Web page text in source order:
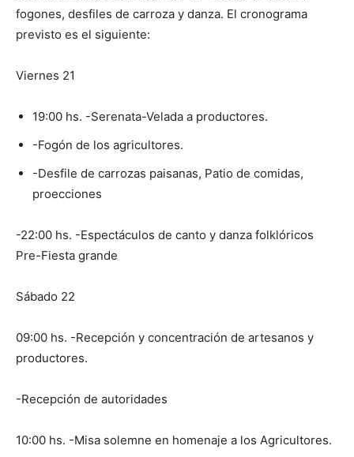
fogones, desfiles de carroza y danza. El cronograma
previsto es el siguiente:
Viernes 21
19:00 hs. -Serenata-Velada a productores.
-Fogón de los agricultores.
-Desfile de carrozas paisanas, Patio de comidas,
proecciones
-22:00 hs. -Espectáculos de canto y danza folklóricos
Pre-Fiesta grande
Sábado 22
09:00 hs. -Recepción y concentración de artesanos y
productores.
-Recepción de autoridades
10:00 hs. -Misa solemne en homenaje a los Agricultores.